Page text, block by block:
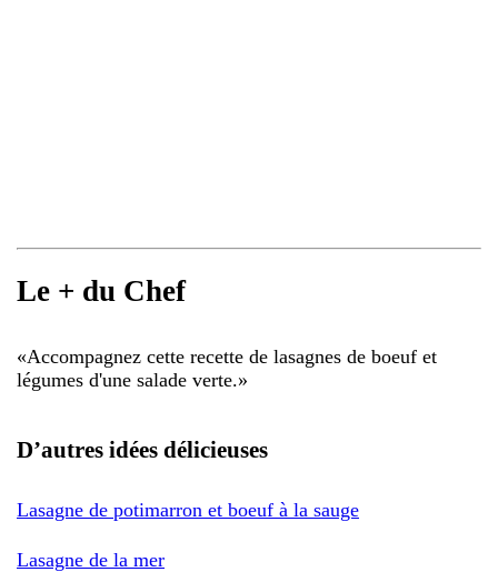
Le + du Chef
«Accompagnez cette recette de lasagnes de boeuf et
légumes d'une salade verte.»
D’autres idées délicieuses
Lasagne de potimarron et boeuf à la sauge
Lasagne de la mer